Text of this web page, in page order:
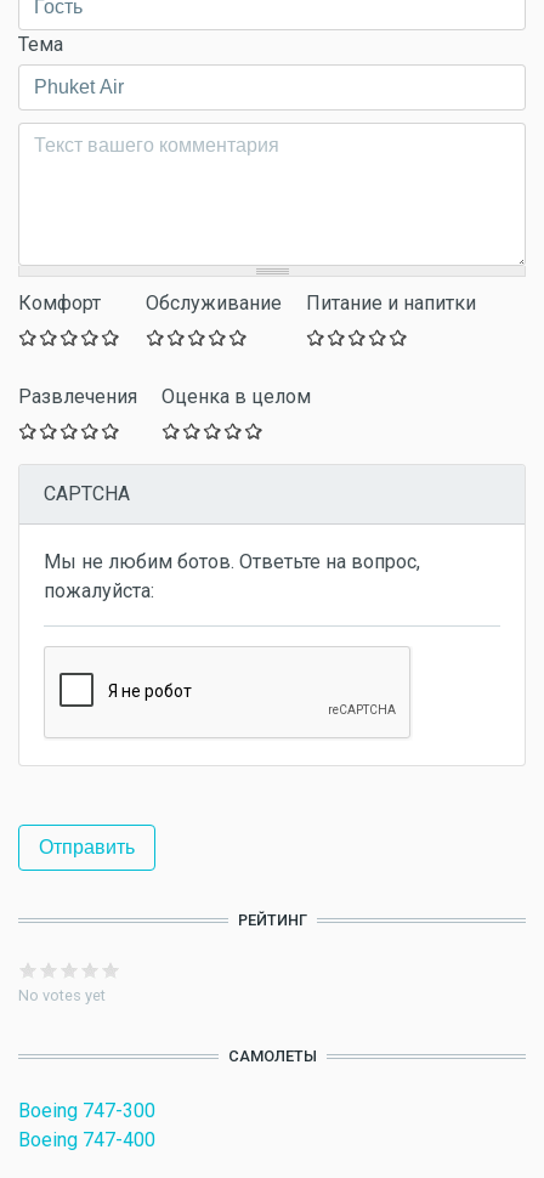
Тема
Комментарий*
Комфорт Обслуживание Питание и напитки
Развлечения Оценка в целом
CAPTCHA
Мы не любим ботов. Ответьте на вопрос,
пожалуйста:
РЕЙТИНГ
No votes yet
САМОЛЕТЫ
Boeing 747-300
Boeing 747-400